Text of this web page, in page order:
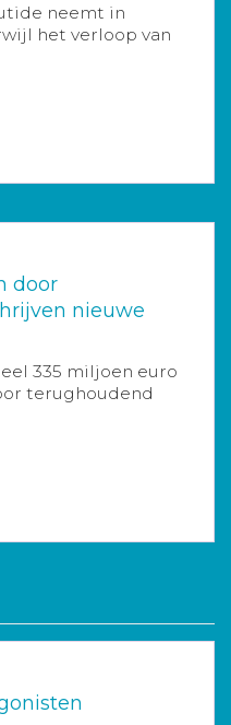
neemt in
het verloop van
door
nieuwe
335 miljoen euro
terughoudend